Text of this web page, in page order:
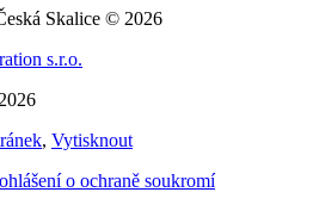
Skalice © 2026
s.r.o.
, Vytisknout
o ochraně soukromí